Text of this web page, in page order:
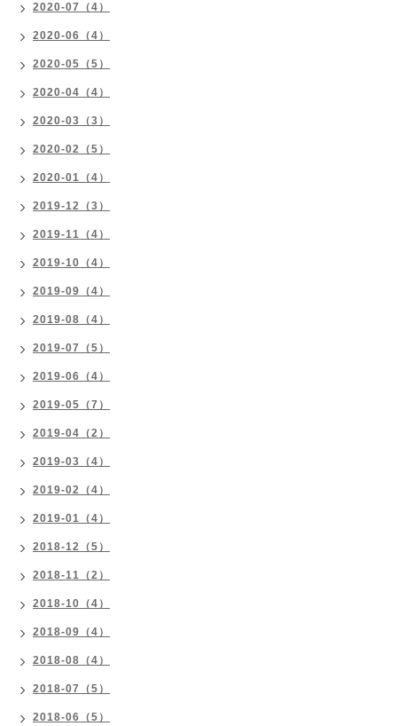
2020-07（4）
2020-06（4）
2020-05（5）
2020-04（4）
2020-03（3）
2020-02（5）
2020-01（4）
2019-12（3）
2019-11（4）
2019-10（4）
2019-09（4）
2019-08（4）
2019-07（5）
2019-06（4）
2019-05（7）
2019-04（2）
2019-03（4）
2019-02（4）
2019-01（4）
2018-12（5）
2018-11（2）
2018-10（4）
2018-09（4）
2018-08（4）
2018-07（5）
2018-06（5）